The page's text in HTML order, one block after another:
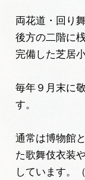
両花道・回り
後方の二階に
完備した芝居
毎年９月末に
す。
通常は博物館
た歌舞伎衣装
しています。